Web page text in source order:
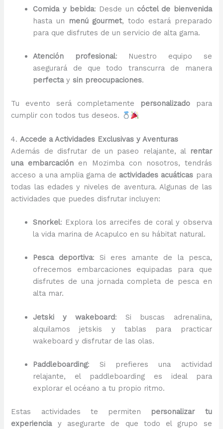
Comida y bebida: Desde un cóctel de bienvenida
hasta un
menú gourmet, todo estará preparado
para que disfrutes de un servicio de alta gama.
Atención profesional: Nuestro equipo se
asegurará de que todo transcurra de manera
perfectaysin preocupaciones.
Tu evento será completamente personalizadopara
cumplir con todos tus deseos.
4.Accede a Actividades Exclusivas y Aventuras
Además de disfrutar de un paseo relajante, al
rentar
una embarcación en Mozimba con nosotros, tendrás
acceso a una amplia gama de actividades acuáticas para
todas las edades y niveles de aventura. Algunas de las
actividades que puedes disfrutar incluyen:
Snorkel: Explora los arrecifes de coral y observa
la vida marina de Acapulco en su hábitat natural.
Pesca deportiva: Si eres amante de la pesca,
ofrecemos embarcaciones equipadas para que
disfrutes de una jornada completa de pesca en
alta mar.
Jetski y wakeboard: Si buscas adrenalina,
alquilamos jetskis y tablas para practicar
wakeboard y disfrutar de las olas.
Paddleboarding: Si prefieres una actividad
relajante, el paddleboarding es ideal para
explorar el océano a tu propio ritmo.
Estas actividades te permiten personalizar tu
experienciay asegurarte de que todo el grupo se